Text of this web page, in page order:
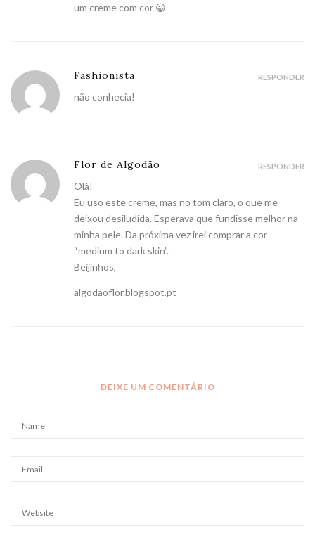
um creme com cor 😀
Fashionista
não conhecia!
RESPONDER
Flor de Algodão
Olá!
Eu uso este creme, mas no tom claro, o que me
deixou desiludida. Esperava que fundisse melhor na
minha pele. Da próxima vez irei comprar a cor
“medium to dark skin”.
Beijinhos,
algodaoflor.blogspot.pt
RESPONDER
DEIXE UM COMENTÁRIO